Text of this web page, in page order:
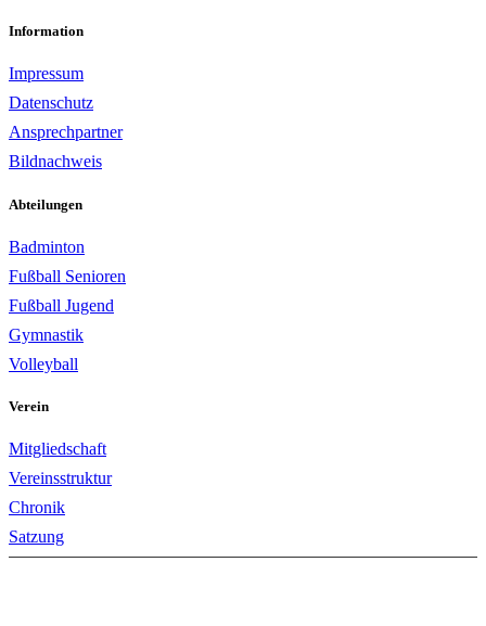
Information
Impressum
Datenschutz
Ansprechpartner
Bildnachweis
Abteilungen
Badminton
Fußball Senioren
Fußball Jugend
Gymnastik
Volleyball
Verein
Mitgliedschaft
Vereinsstruktur
Chronik
Satzung